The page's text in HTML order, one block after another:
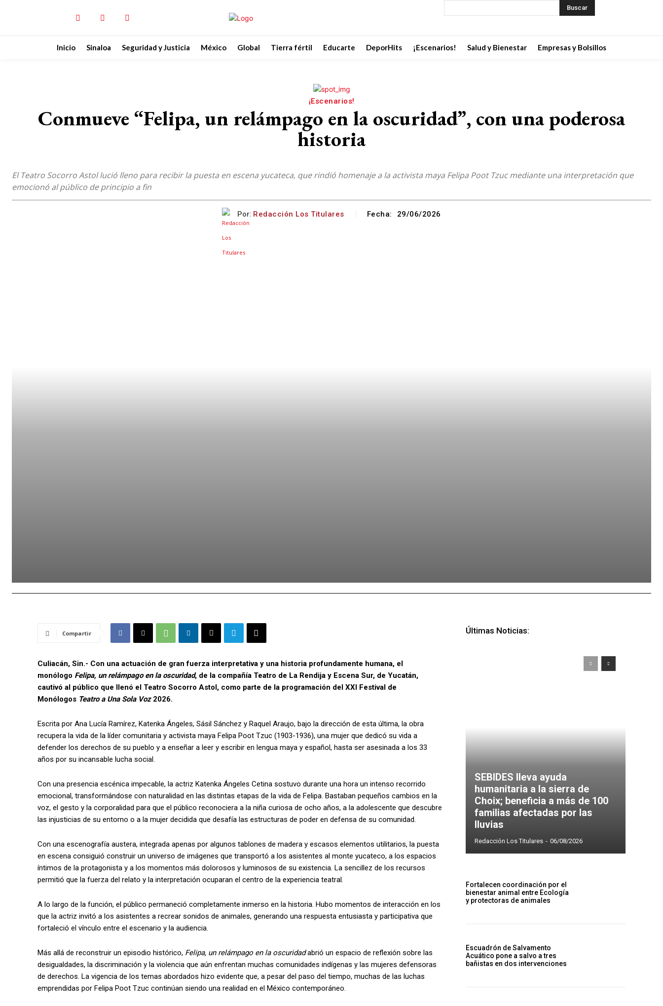
Buscar
Inicio Sinaloa Seguridad y Justicia México Global Tierra fértil Educarte DeporHits ¡Escenarios! Salud y Bienestar Empresas y Bolsillos
¡Escenarios!
Conmueve “Felipa, un relámpago en la oscuridad”, con una poderosa
historia
El Teatro Socorro Astol lució lleno para recibir la puesta en escena yucateca, que rindió homenaje a la activista maya Felipa Poot Tzuc mediante una interpretación que
emocionó al público de principio a fin
Por: Redacción Los Titulares Fecha: 29/06/2026
Compartir
Culiacán, Sin.- Con una actuación de gran fuerza interpretativa y una historia profundamente humana, el
monólogo Felipa, un relámpago en la oscuridad, de la compañía Teatro de La Rendija y Escena Sur, de Yucatán,
cautivó al público que llenó el Teatro Socorro Astol, como parte de la programación del XXI Festival de
Monólogos Teatro a Una Sola Voz2026.
Escrita por Ana Lucía Ramírez, Katenka Ángeles, Sásil Sánchez y Raquel Araujo, bajo la dirección de esta última, la obra
recupera la vida de la líder comunitaria y activista maya Felipa Poot Tzuc (1903-1936), una mujer que dedicó su vida a
defender los derechos de su pueblo y a enseñar a leer y escribir en lengua maya y español, hasta ser asesinada a los 33
años por su incansable lucha social.
Con una presencia escénica impecable, la actriz Katenka Ángeles Cetina sostuvo durante una hora un intenso recorrido
emocional, transformándose con naturalidad en las distintas etapas de la vida de Felipa. Bastaban pequeños cambios en la
voz, el gesto y la corporalidad para que el público reconociera a la niña curiosa de ocho años, a la adolescente que descubre
las injusticias de su entorno o a la mujer decidida que desafía las estructuras de poder en defensa de su comunidad.
Con una escenografía austera, integrada apenas por algunos tablones de madera y escasos elementos utilitarios, la puesta
en escena consiguió construir un universo de imágenes que transportó a los asistentes al monte yucateco, a los espacios
íntimos de la protagonista y a los momentos más dolorosos y luminosos de su existencia. La sencillez de los recursos
permitió que la fuerza del relato y la interpretación ocuparan el centro de la experiencia teatral.
A lo largo de la función, el público permaneció completamente inmerso en la historia. Hubo momentos de interacción en los
que la actriz invitó a los asistentes a recrear sonidos de animales, generando una respuesta entusiasta y participativa que
fortaleció el vínculo entre el escenario y la audiencia.
Más allá de reconstruir un episodio histórico, Felipa, un relámpago en la oscuridadabrió un espacio de reflexión sobre las
desigualdades, la discriminación y la violencia que aún enfrentan muchas comunidades indígenas y las mujeres defensoras
de derechos. La vigencia de los temas abordados hizo evidente que, a pesar del paso del tiempo, muchas de las luchas
emprendidas por Felipa Poot Tzuc continúan siendo una realidad en el México contemporáneo.
Últimas Noticias:
SEBIDES lleva ayuda
humanitaria a la sierra de
Choix; beneficia a más de 100
familias afectadas por las
lluvias
Redacción Los Titulares - 06/08/2026
Fortalecen coordinación por el
bienestar animal entre Ecología
y protectoras de animales
Escuadrón de Salvamento
Acuático pone a salvo a tres
bañistas en dos intervenciones